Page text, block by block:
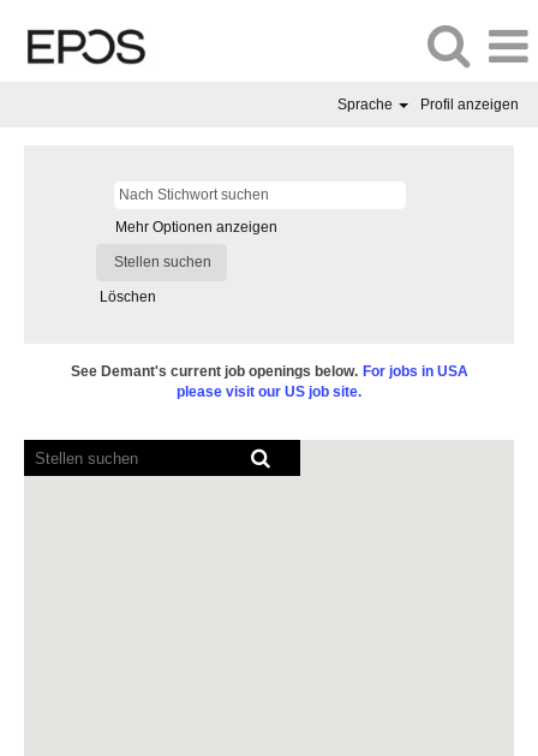
Sprache Profil anzeigen
Mehr Optionen anzeigen
Löschen
See Demant's current job openings below. For jobs in USA
please visit our US job site.
Bildschirmausleseprogramme
können